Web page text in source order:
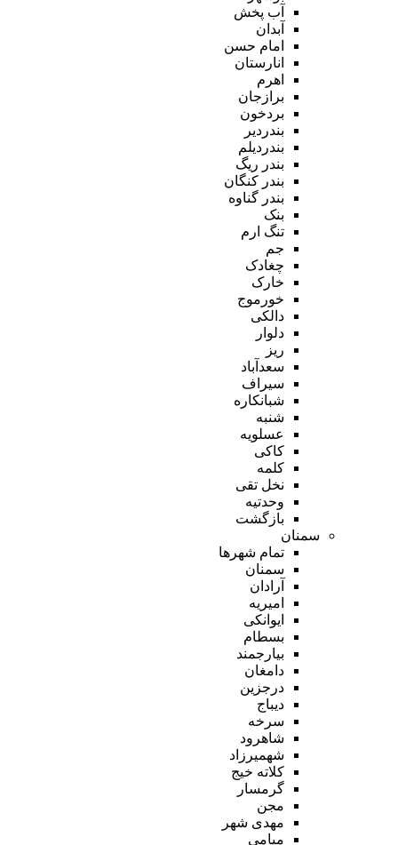
آب پخش
آبدان
امام حسن
انارستان
اهرم
برازجان
بردخون
بندردیر
بندردیلم
بندر ریگ
بندر کنگان
بندر گناوه
بنک
تنگ ارم
جم
چغادک
خارک
خورموج
دالکی
دلوار
ریز
سعدآباد
سیراف
شبانکاره
شنبه
عسلویه
کاکی
کلمه
نخل تقی
وحدتیه
بازگشت
سمنان
تمام شهر‌ها
سمنان
آرادان
امیریه
ایوانکی
بسطام
بیارجمند
دامغان
درجزین
دیباج
سرخه
شاهرود
شهمیرزاد
کلاته خیج
گرمسار
مجن
مهدی شهر
میامی